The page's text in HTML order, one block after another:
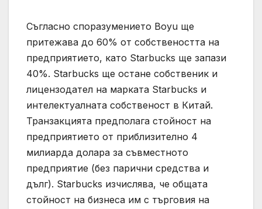
Съгласно споразумението Boyu ще
притежава до 60% от собствеността на
предприятието, като Starbucks ще запази
40%. Starbucks ще остане собственик и
лицензодател на марката Starbucks и
интелектуалната собственост в Китай.
Транзакцията предполага стойност на
предприятието от приблизително 4
милиарда долара за съвместното
предприятие (без парични средства и
дълг). Starbucks изчислява, че общата
стойност на бизнеса им с търговия на